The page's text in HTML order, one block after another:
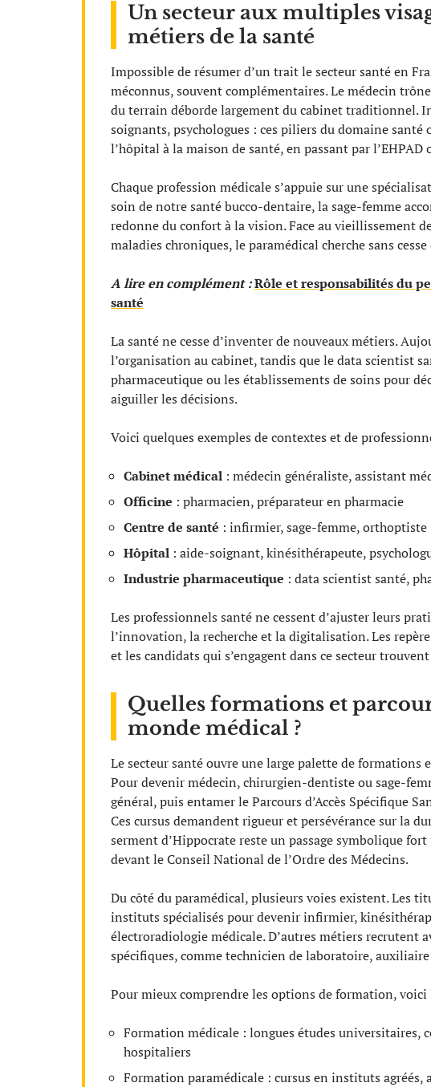
Un secteur aux multiples
métiers de la santé
Impossible de résumer d’un trait le secteur santé en
méconnus, souvent complémentaires. Le médecin
du terrain déborde largement du cabinet traditionnel.
soignants, psychologues : ces piliers du domaine
l’hôpital à la maison de santé, en passant par l’EHPAD
Chaque profession médicale s’appuie sur une
soin de notre santé bucco-dentaire, la sage-femme
redonne du confort à la vision. Face au vieillissement
maladies chroniques, le paramédical cherche sans
A lire en complément :Rôle et responsabilités du
santé
La santé ne cesse d’inventer de nouveaux métiers.
l’organisation au cabinet, tandis que le data scientist
pharmaceutique ou les établissements de soins pour
aiguiller les décisions.
Voici quelques exemples de contextes et de
Cabinet médical : médecin généraliste, assistant
Officine : pharmacien, préparateur en pharmacie
Centre de santé : infirmier, sage-femme, orthoptiste
Hôpital : aide-soignant, kinésithérapeute,
Industrie pharmaceutique : data scientist santé,
Les professionnels santé ne cessent d’ajuster leurs
l’innovation, la recherche et la digitalisation. Les
et les candidats qui s’engagent dans ce secteur
Quelles formations et
monde médical ?
Le secteur santé ouvre une large palette de formations
Pour devenir médecin, chirurgien-dentiste ou sage-
général, puis entamer le Parcours d’Accès Spécifique
Ces cursus demandent rigueur et persévérance sur la
serment d’Hippocrate reste un passage symbolique
devant le Conseil National de l’Ordre des Médecins.
Du côté du paramédical, plusieurs voies existent. Les
instituts spécialisés pour devenir infirmier,
électroradiologie médicale. D’autres métiers recrutent
spécifiques, comme technicien de laboratoire,
Pour mieux comprendre les options de formation, voici
Formation médicale : longues études universitaires,
hospitaliers
Formation paramédicale : cursus en instituts